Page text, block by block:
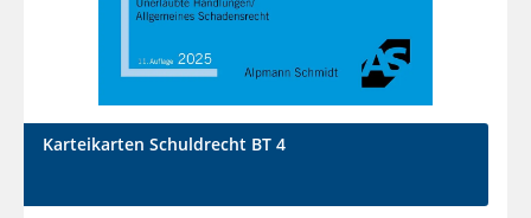
Karteikarten Schuldrecht BT 4